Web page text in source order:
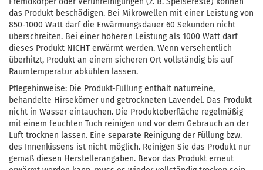
das Produkt beschädigen. Bei Mikrowellen mit einer Leistung von
850-1000 Watt darf die Erwärmungsdauer 60 Sekunden nicht
überschreiten. Bei einer höheren Leistung als 1000 Watt darf
dieses Produkt NICHT erwärmt werden. Wenn versehentlich
überhitzt, Produkt an einem sicheren Ort vollständig bis auf
Raumtemperatur abkühlen lassen.
Pflegehinweise: Die Produkt-Füllung enthält naturreine,
behandelte Hirsekörner und getrockneten Lavendel. Das Produkt
nicht in Wasser eintauchen. Die Produktoberfläche regelmäßig
mit einem feuchten Tuch reinigen und vor dem Gebrauch an der
Luft trocknen lassen. Eine separate Reinigung der Füllung bzw.
des Innenkissens ist nicht möglich. Reinigen Sie das Produkt nur
gemäß diesen Herstellerangaben. Bevor das Produkt erneut